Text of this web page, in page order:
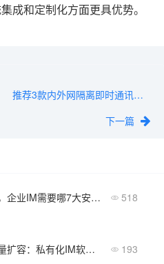
成和定制化方面更具优势。
推荐3款内外网隔离即时通讯软件：网闸+光闸+IM一体化
下一篇
防止数据泄密，企业IM需要哪7大安全功能？ 518
等保合规与海量扩容：私有化IM软件的数据存储架构 193